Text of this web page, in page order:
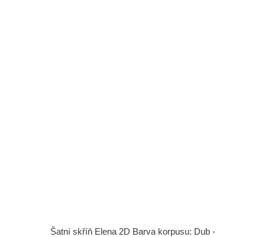
Šatní skříň Elena 2D Barva korpusu: Dub -